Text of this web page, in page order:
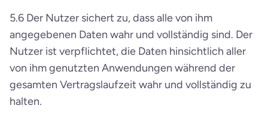
5.6 Der Nutzer sichert zu, dass alle von ihm
angegebenen Daten wahr und vollständig sind. Der
Nutzer ist verpflichtet, die Daten hinsichtlich aller
von ihm genutzten Anwendungen während der
gesamten Vertragslaufzeit wahr und vollständig zu
halten.